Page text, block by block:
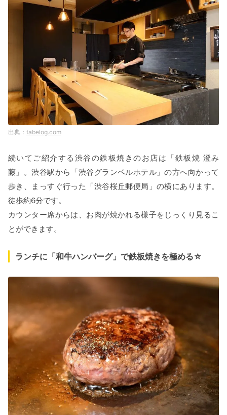
tabelog.com
続いてご紹介する渋谷の鉄板焼きのお店は「鉄板焼 澄み
藤」。渋谷駅から「渋谷グランベルホテル」の方へ向かって
歩き、まっすぐ行った「渋谷桜丘郵便局」の横にあります。
徒歩約6分です。
カウンター席からは、お肉が焼かれる様子をじっくり見るこ
とができます。
ランチに「和牛ハンバーグ」で鉄板焼きを極める☆